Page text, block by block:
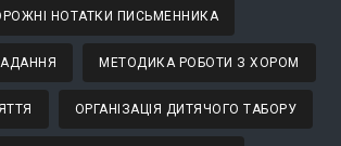
НОТАТКИ ПИСЬМЕННИКА
МЕТОДИКА РОБОТИ З ХОРОМ
ОРГАНІЗАЦІЯ ДИТЯЧОГО ТАБОРУ